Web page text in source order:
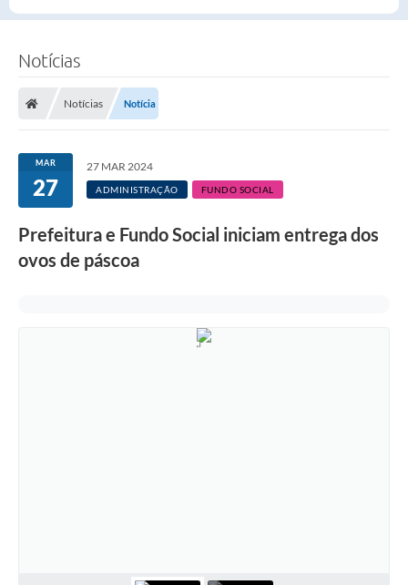
Notícias
Notícias Notícia
MAR
27
27 MAR 2024
ADMINISTRAÇÃO FUNDO SOCIAL
Prefeitura e Fundo Social iniciam entrega dos
ovos de páscoa